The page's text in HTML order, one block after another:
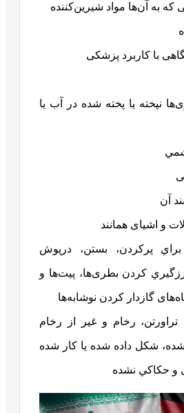
که به آن‌ها مواد شیرین‌کننده
با کاربرد پزشکی
نپخته يا پخته شده در آب يا
آن
و اشیای همانند
براي پرکردن، بستن، درپوش
كردن بطری‌ها، پیت‌ها و
گازدار کردن نوشابه‌ها
رخام و غير از رخام
شکل داده شده يا کار شده
و حکاکي نشده